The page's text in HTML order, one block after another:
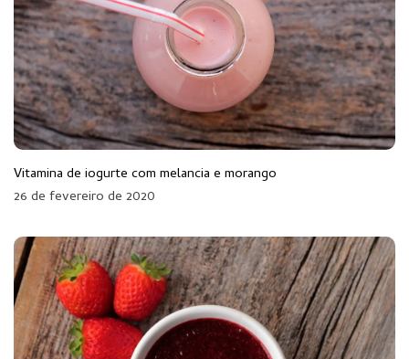
Vitamina de iogurte com melancia e morango
26 de fevereiro de 2020